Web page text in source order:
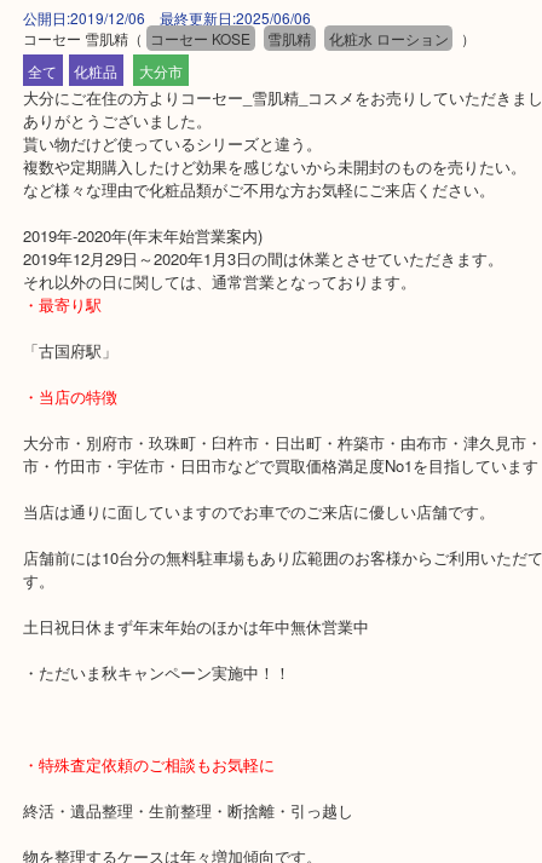
コーセー 雪肌精
公開日:2019/12/06 最終更新日:2025/06/06
コーセー 雪肌精（ コーセー KOSE 雪肌精
全て
化粧品 大分市
大分にご在住の方よりコーセー_雪肌精_コスメをお売りしていただ
ありがとうございました。
貰い物だけど使っているシリーズと違う。
複数や定期購入したけど効果を感じないから未開封のものを売りた
など様々な理由で化粧品類がご不用な方お気軽にご来店ください。
2019年-2020年(年末年始営業案内)
それ以外の日に関しては、通常営業となっております。
「古国府駅」
・当店の特徴
大分市・別府市・玖珠町・臼杵市・日出町・杵築市・由布市・津久
市・竹田市・宇佐市・日田市などで買取価格満足度No1を目指して
当店は通りに面していますのでお車でのご来店に優しい店舗です。
土日祝日休まず年末年始のほかは年中無休営業中
・ただいま秋キャンペーン実施中！！